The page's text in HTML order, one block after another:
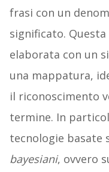
frasi con un
significato.
elaborata con un
una mappatura,
il riconoscimento
termine. In
tecnologie basate
bayesiani, ovvero